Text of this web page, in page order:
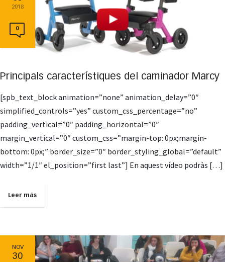
2018
0
Principals característiques del caminador Marcy
[spb_text_block animation=”none” animation_delay=”0″
simplified_controls=”yes” custom_css_percentage=”no”
padding_vertical=”0″ padding_horizontal=”0″
margin_vertical=”0″ custom_css=”margin-top: 0px;margin-
bottom: 0px;” border_size=”0″ border_styling_global=”default”
width=”1/1″ el_position=”first last”] En aquest vídeo podràs […]
Leer más
NOV
30